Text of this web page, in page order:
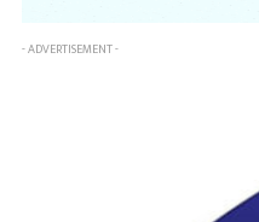
- ADVERTISEMENT -